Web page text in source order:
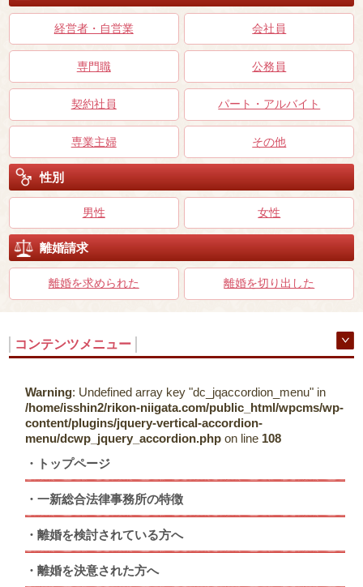
経営者・自営業 会社員
専門職 公務員
契約社員 パート・アルバイト
専業主婦 その他
性別
男性 女性
離婚請求
離婚を求められた 離婚を切り出した
コンテンツメニュー
Warning: Undefined array key "dc_jqaccordion_menu" in
/home/isshin2/rikon-niigata.com/public_html/wpcms/wp-
content/plugins/jquery-vertical-accordion-
menu/dcwp_jquery_accordion.php on line 108
トップページ
一新総合法律事務所の特徴
離婚を検討されている方へ
離婚を決意された方へ